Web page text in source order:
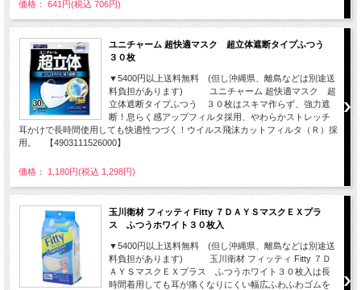
価格： 641円(税込 706円)
ユニチャーム 超快適マスク 超立体遮断タイプふつう
３０枚
▼5400円以上送料無料 (但し沖縄県、離島などは別途送
料負担があります) ユニチャーム 超快適マスク 超
立体遮断タイプふつう ３０枚はスキマ作らず、強力遮
断！息らく感アップフィルタ採用、やわらかストレッチ
耳かけで長時間使用しても快適性つづく！ウイルス飛沫カットフィルタ（Ｒ）採
用。 【4903111526000】
価格： 1,180円(税込 1,298円)
玉川衛材 フィッティ Fitty ７ＤＡＹＳマスクＥＸプラ
ス ふつうホワイト３０枚入
▼5400円以上送料無料 (但し沖縄県、離島などは別途送
料負担があります) 玉川衛材 フィッティ Fitty ７Ｄ
ＡＹＳマスクＥＸプラス ふつうホワイト３０枚入は長
時間着用しても耳が痛くなりにくい幅広ふわふわゴムを